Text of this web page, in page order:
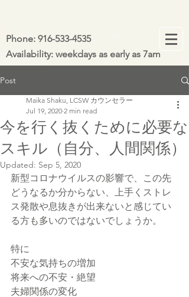
Availability: weekdays as early as 7am
Phone: 916-533-4535
Post
今を行く抜くために必要な
スキル（自分、人間関係）
Maika Shaku, LCSW カウンセラー
Jul 19, 2020 2 min read
Updated: Sep 5, 2020
新型コロナウイルスの影響で、この先
どうなるか分からない、上手くストレ
ス発散や息抜きが出来ないと感じてい
る方も多いのではないでしょうか。
特に
不安な気持ちの増加
将来への不安・絶望
夫婦関係の変化